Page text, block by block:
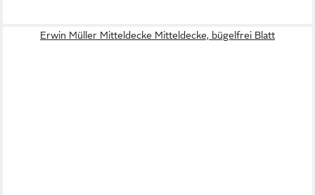
Erwin Müller Mitteldecke Mitteldecke, bügelfrei Blatt